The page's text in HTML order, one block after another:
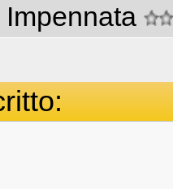
Impennata